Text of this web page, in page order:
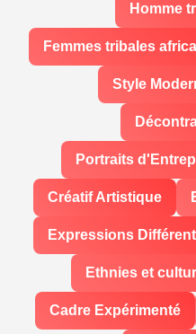
Homme
Femmes tribales
Style
Portraits
Créatif Artistique
Expressions
Ethnies et
Cadre Expérimenté